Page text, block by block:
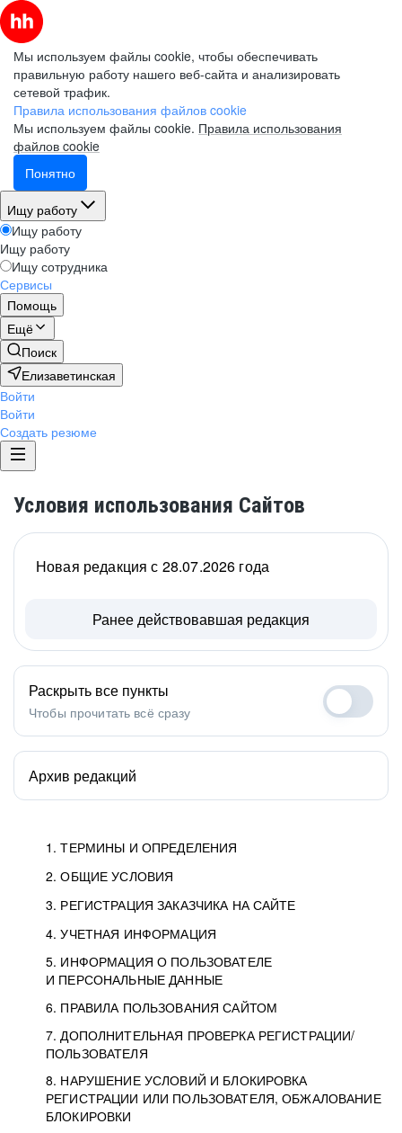
Мы используем файлы cookie, чтобы обеспечивать
правильную работу нашего веб-сайта и анализировать
сетевой трафик.
Правила использования файлов cookie
Мы используем файлы cookie. Правила использования
файлов cookie
Понятно
Ищу работу
Ищу работу
Ищу работу
Ищу сотрудника
Сервисы
Помощь
Ещё
Поиск
Елизаветинская
Войти
Войти
Создать резюме
Условия использования Сайтов
1. ТЕРМИНЫ И ОПРЕДЕЛЕНИЯ
2. ОБЩИЕ УСЛОВИЯ
3. РЕГИСТРАЦИЯ ЗАКАЗЧИКА НА САЙТЕ
4. УЧЕТНАЯ ИНФОРМАЦИЯ
5. ИНФОРМАЦИЯ О ПОЛЬЗОВАТЕЛЕ
И ПЕРСОНАЛЬНЫЕ ДАННЫЕ
6. ПРАВИЛА ПОЛЬЗОВАНИЯ САЙТОМ
7. ДОПОЛНИТЕЛЬНАЯ ПРОВЕРКА РЕГИСТРАЦИИ/
ПОЛЬЗОВАТЕЛЯ
8. НАРУШЕНИЕ УСЛОВИЙ И БЛОКИРОВКА
РЕГИСТРАЦИИ ИЛИ ПОЛЬЗОВАТЕЛЯ, ОБЖАЛОВАНИЕ
БЛОКИРОВКИ
Новая редакция с 28.07.2026 года
Ранее действовавшая редакция
Раскрыть все пункты
Чтобы прочитать всё сразу
Архив редакций